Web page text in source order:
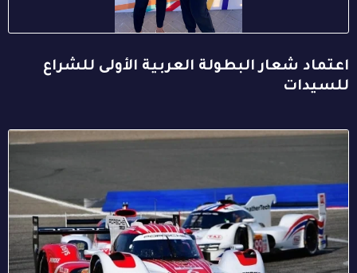
اعتماد شعار البطولة العربية الأولى للشراع
للسيدات